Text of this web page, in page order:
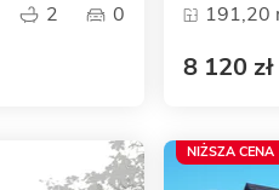
2 0 191,20
8 120 zł
NIŻSZA CENA